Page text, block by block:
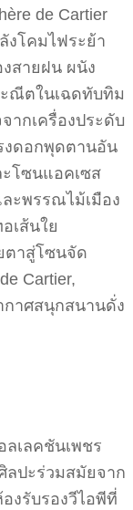
de Cartier
งโคมไฟระย้า
สายฝน ผนัง
ณีตในเฉดทับทิม
ากเครื่องประดับ
งดอกพุดตานอัน
โซนแอคเซส
ะพรรณไม้เมือง
เส้นใย
ตาสู่โซนจัด
Cartier,
กาศสนุกสนานดั่ง
เลคชันเพชร
ลปะร่วมสมัยจาก
งรับรองวีไอพีที่